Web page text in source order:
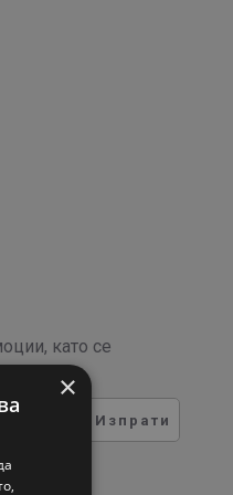
като се
Изпрати
×